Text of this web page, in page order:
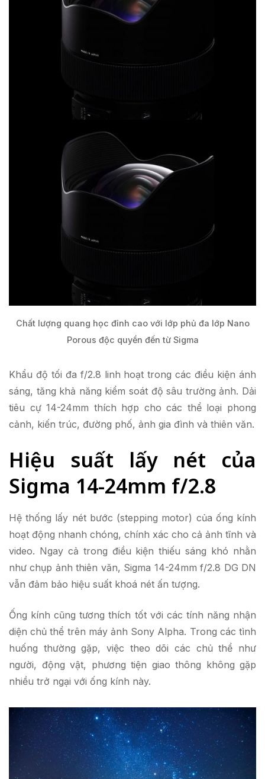
Chất lượng quang học đỉnh cao với lớp phủ đa lớp Nano
Porous độc quyền đến từ Sigma
Khẩu độ tối đa f/2.8 linh hoạt trong các điều kiện ánh
sáng, tăng khả năng kiểm soát độ sâu trường ảnh. Dải
tiêu cự 14-24mm thích hợp cho các thể loại phong
cảnh, kiến trúc, đường phố, ảnh gia đình và thiên văn.
Hiệu suất lấy nét của
Sigma 14-24mm f/2.8
Hệ thống lấy nét bước (stepping motor) của ống kính
hoạt động nhanh chóng, chính xác cho cả ảnh tĩnh và
video. Ngay cả trong điều kiện thiếu sáng khó nhằn
như chụp ảnh thiên văn, Sigma 14-24mm f/2.8 DG DN
vẫn đảm bảo hiệu suất khoá nét ấn tượng.
Ống kính cũng tương thích tốt với các tính năng nhận
diện chủ thể trên máy ảnh Sony Alpha. Trong các tình
huống thường gặp, việc theo dõi các chủ thể như
người, động vật, phương tiện giao thông không gặp
nhiều trở ngại với ống kính này.